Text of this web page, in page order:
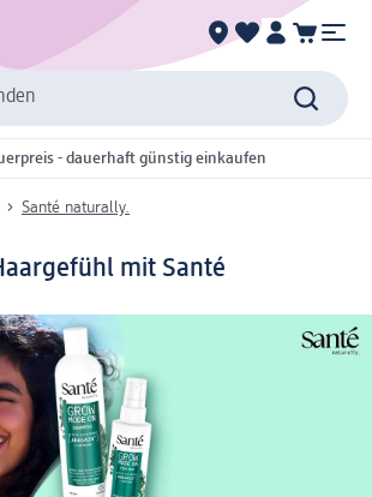
- dauerhaft günstig einkaufen
Santé naturally.
mit Santé